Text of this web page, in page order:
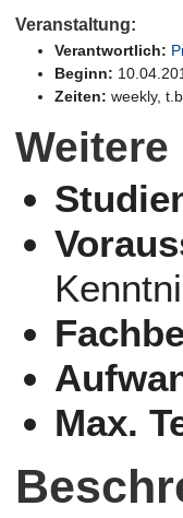
Veranstaltung:
Verantwortlich:
Beginn:
Zeiten: weekly,
Max.